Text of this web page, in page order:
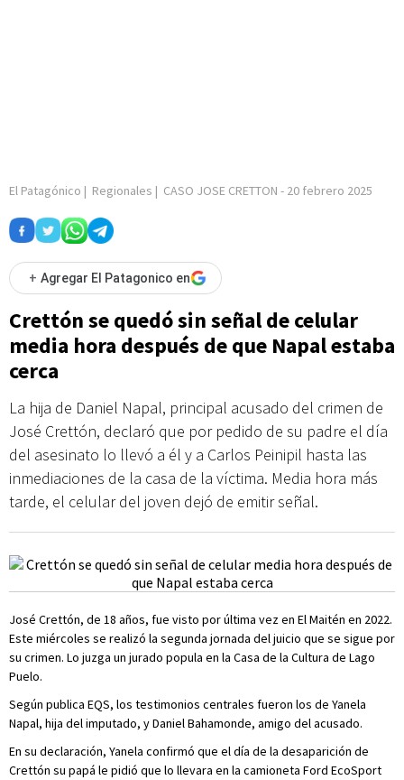
El Patagónico | Regionales | CASO JOSE CRETTON - 20 febrero 2025
+ Agregar El Patagonico en
Crettón se quedó sin señal de celular
media hora después de que Napal estaba
cerca
La hija de Daniel Napal, principal acusado del crimen de
José Crettón, declaró que por pedido de su padre el día
del asesinato lo llevó a él y a Carlos Peinipil hasta las
inmediaciones de la casa de la víctima. Media hora más
tarde, el celular del joven dejó de emitir señal.
José Crettón, de 18 años, fue visto por última vez en El Maitén en 2022.
Este miércoles se realizó la segunda jornada del juicio que se sigue por
su crimen. Lo juzga un jurado popula en la Casa de la Cultura de Lago
Puelo.
Según publica EQS, los testimonios centrales fueron los de Yanela
Napal, hija del imputado, y Daniel Bahamonde, amigo del acusado.
En su declaración, Yanela confirmó que el día de la desaparición de
Crettón su papá le pidió que lo llevara en la camioneta Ford EcoSport